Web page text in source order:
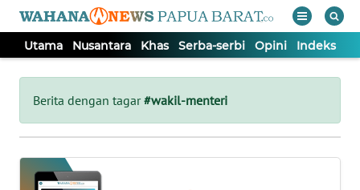
Utama Nusantara Khas Serba-serbi Opini Indeks
Berita dengan tagar#wakil-menteri
Tutup
UTAMA
NUSANTARA